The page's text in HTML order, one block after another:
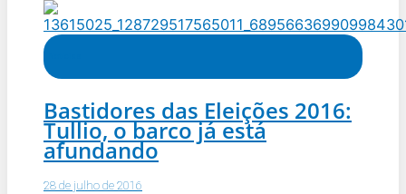
Bastidores das Eleições 2016:
Tullio, o barco já está
afundando
28 de julho de 2016